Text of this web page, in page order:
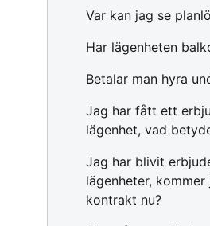
Var kan jag se
Har lägenheten
Betalar man hyra
Jag har fått ett
lägenhet, vad
Jag har blivit
lägenheter,
kontrakt nu?